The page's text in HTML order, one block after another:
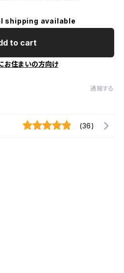
shipping available
to cart
お住まいの方向け
通報する
(36)